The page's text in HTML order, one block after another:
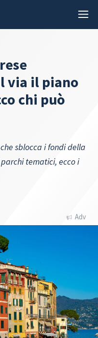
via il piano
chi può
sblocca i fondi della
tematici, ecco i
Adv